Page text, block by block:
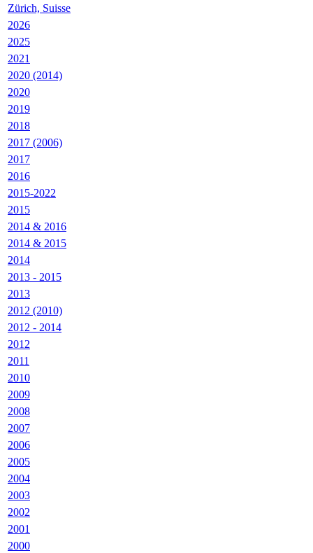
Zürich, Suisse
2026
2025
2021
2020 (2014)
2020
2019
2018
2017 (2006)
2017
2016
2015-2022
2015
2014 & 2016
2014 & 2015
2014
2013 - 2015
2013
2012 (2010)
2012 - 2014
2012
2011
2010
2009
2008
2007
2006
2005
2004
2003
2002
2001
2000